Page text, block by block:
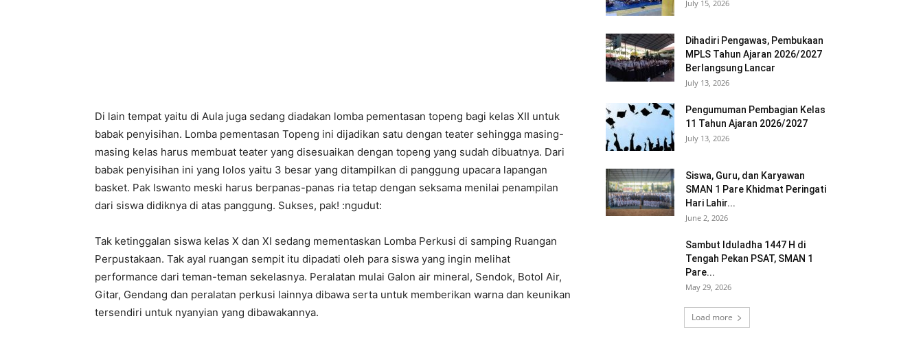
Di lain tempat yaitu di Aula juga sedang diadakan lomba pementasan topeng bagi kelas XII untuk
babak penyisihan. Lomba pementasan Topeng ini dijadikan satu dengan teater sehingga masing-
masing kelas harus membuat teater yang disesuaikan dengan topeng yang sudah dibuatnya. Dari
babak penyisihan ini yang lolos yaitu 3 besar yang ditampilkan di panggung upacara lapangan
basket. Pak Iswanto meski harus berpanas-panas ria tetap dengan seksama menilai penampilan
dari siswa didiknya di atas panggung. Sukses, pak! :ngudut:
Tak ketinggalan siswa kelas X dan XI sedang mementaskan Lomba Perkusi di samping Ruangan
Perpustakaan. Tak ayal ruangan sempit itu dipadati oleh para siswa yang ingin melihat
performance dari teman-teman sekelasnya. Peralatan mulai Galon air mineral, Sendok, Botol Air,
Gitar, Gendang dan peralatan perkusi lainnya dibawa serta untuk memberikan warna dan keunikan
tersendiri untuk nyanyian yang dibawakannya.
July 15, 2026
Dihadiri Pengawas, Pembukaan
MPLS Tahun Ajaran 2026/2027
Berlangsung Lancar
July 13, 2026
Pengumuman Pembagian Kelas
11 Tahun Ajaran 2026/2027
July 13, 2026
Siswa, Guru, dan Karyawan
SMAN 1 Pare Khidmat Peringati
Hari Lahir...
June 2, 2026
Sambut Iduladha 1447 H di
Tengah Pekan PSAT, SMAN 1
Pare...
May 29, 2026
Load more